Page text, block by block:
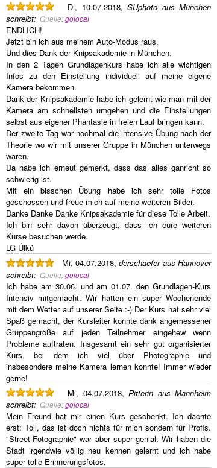
Di, 10.07.2018,SUphoto aus München
schreibt: Quelle:golocal
ENDLICH!
Jetzt bin ich aus meinem Auto-Modus raus.
Und dies Dank der Knipsakademie in München.
In den 2 Tagen Grundlagenkurs habe ich alle wichtigen
Infos zu den Einstellung individuell auf meine eigene
Kamera bekommen.
Dank der Knipsakademie habe ich gelernt wie man mit der
Kamera am schnellsten umgehen und die Einstellungen
selbst aus eigener Phantasie in freien Lauf bringen kann.
Der zweite Tag war nochmal die intensive Übung nach der
Theorie wo wir mit unserer Gruppe in München unterwegs
waren.
Da habe ich erneut gemerkt, dass das alles ganricht so
schwierig ist.
Mit ein bisschen Übung habe ich sehr tolle Fotos
geschossen und freue mich auf meine weiteren Bilder.
Danke Danke Danke Knipsakademie für diese Tolle Arbeit.
Ich bin sehr davon überzeugt, dass ich eure weiteren
Kurse besuchen werde.
LG Ülkü
Mi, 04.07.2018,derschaefer aus Hannover
schreibt: Quelle:golocal
Ich habe am 30.06. und am 01.07. den Grundlagen-Kurs
Intensiv mitgemacht. Wir hatten ein super Wochenende
mit dem Wetter auf unserer Seite :-) Der Kurs hat sehr viel
Spaß gemacht, der Kursleiter konnte dank angemessener
Gruppengröße auf jeden Teilnehmer eingehew wenn
Probleme auftraten. Insgesamt ein sehr gut organisierter
Kurs, bei dem ich viel über Photographie und
insbesondere meine Kamera lernen konnte! Immer wieder
gerne!
Mi, 04.07.2018,Ritterin aus Mannheim
schreibt: Quelle:golocal
Mein Freund hat mir einen Kurs geschenkt. Ich dachte
erst: Toll, das ist doch nichts für mich sondern für Profis.
"Street-Fotographie" war aber super genial. Wir haben die
Stadt irgendwie völlig neu kennen gelernt und ich habe
super tolle Erinnerungsfotos.